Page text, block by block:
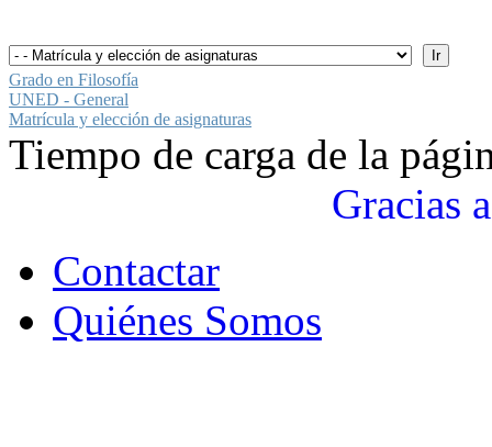
Grado en Filosofía
UNED - General
Matrícula y elección de asignaturas
Tiempo de carga de la
Gracias a
Contactar
Quiénes Somos